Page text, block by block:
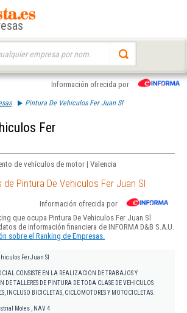
Información ofrecida por
Pintura De Vehiculos Fer Juan Sl
Fer
de vehículos de motor | Valencia
Pintura De Vehiculos Fer Juan Sl
Información ofrecida por
que ocupa Pintura De Vehiculos Fer Juan Sl
de información financiera de INFORMA D&B S.A.U.
sobre el Ranking de Empresas.
Fer Juan Sl
CONSISTE EN LA REALIZACION DE TRABAJOS Y
DE TALLERES DE PINTURA DE TODA CLASE DE VEHICULOS
INCLUSO BICICLETAS, CICLOMOTORES Y MOTOCICLETAS.
Moles , NAV 4